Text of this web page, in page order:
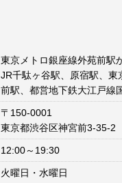
東京メトロ銀座線外苑前駅
JR千駄ヶ谷駅、原宿駅、
前駅、都営地下鉄大江戸線
〒150-0001
東京都渋谷区神宮前3-35-2
12:00～19:30
火曜日・水曜日